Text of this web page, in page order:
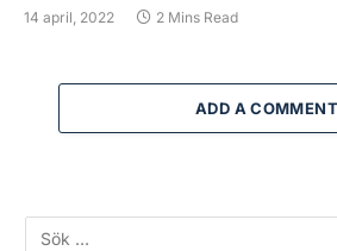
14 april, 2022 2 Mins Read
ADD A COMMENT